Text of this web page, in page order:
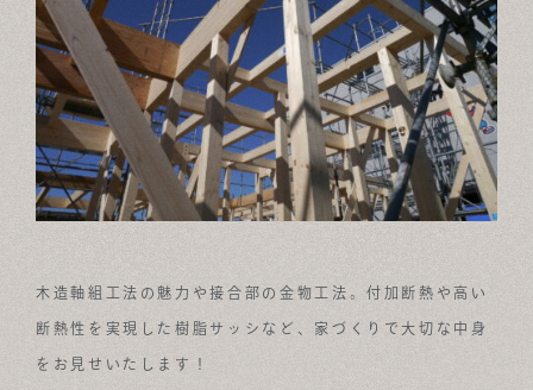
木造軸組工法の魅力や接合部の金物工法。付加断熱や高い
断熱性を実現した樹脂サッシなど、家づくりで大切な中身
をお見せいたします！